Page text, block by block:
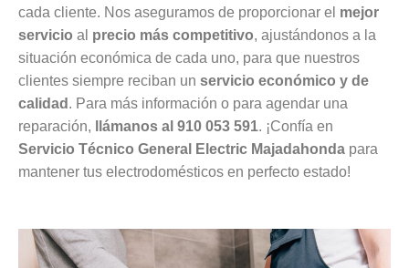
cada cliente. Nos aseguramos de proporcionar el mejor
servicio al precio más competitivo, ajustándonos a la
situación económica de cada uno, para que nuestros
clientes siempre reciban un servicio económico y de
calidad . Para más información o para agendar una
reparación,
llámanos al 910 053 591. ¡Confía en
Servicio Técnico General Electric Majadahonda para
mantener tus electrodomésticos en perfecto estado!